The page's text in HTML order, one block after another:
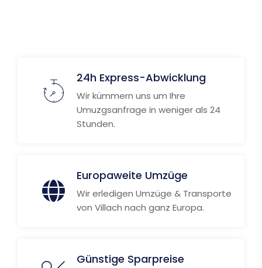
24h Express-Abwicklung
Wir kümmern uns um Ihre
Umuzgsanfrage in weniger als 24
Stunden.
Europaweite Umzüge
Wir erledigen Umzüge & Transporte
von Villach nach ganz Europa.
Günstige Sparpreise